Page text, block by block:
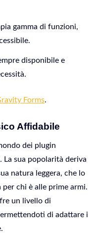
gamma di funzioni,
disponibile e
Forms.
Affidabile
dei plugin
sua popolarità deriva
natura leggera, che lo
chi è alle prime armi.
un livello di
di adattare i